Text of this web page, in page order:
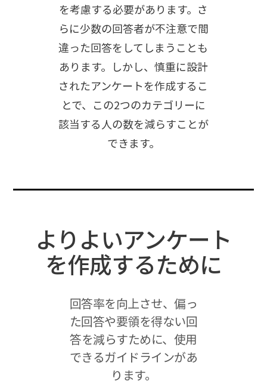
を考慮する必要があります。さ
らに少数の回答者が不注意で間
違った回答をしてしまうことも
あります。しかし、慎重に設計
されたアンケートを作成するこ
とで、この2つのカテゴリーに
該当する人の数を減らすことが
できます。
よりよいアンケート
を作成するために
回答率を向上させ、偏っ
た回答や要領を得ない回
答を減らすために、使用
できるガイドラインがあ
ります。